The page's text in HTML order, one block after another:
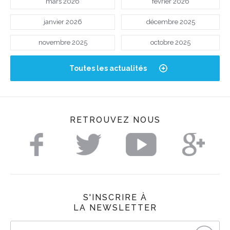
janvier 2026 décembre 2025
novembre 2025 octobre 2025
Toutes les actualités
RETROUVEZ NOUS
S'INSCRIRE À
LA NEWSLETTER